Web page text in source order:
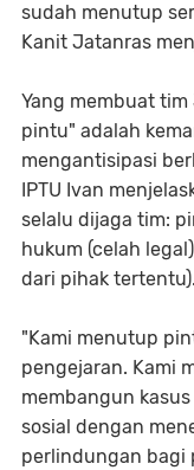
sudah menutup
Kanit Jatanras
Yang membuat
pintu" adalah
mengantisipasi
IPTU Ivan
selalu dijaga tim:
hukum (celah
dari pihak tertentu).
"Kami menutup
pengejaran. Kami
membangun
sosial dengan
perlindungan bagi